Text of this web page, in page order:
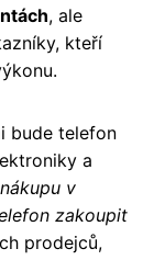
, ale
kteří
bude telefon
a
v
zakoupit
prodejců,